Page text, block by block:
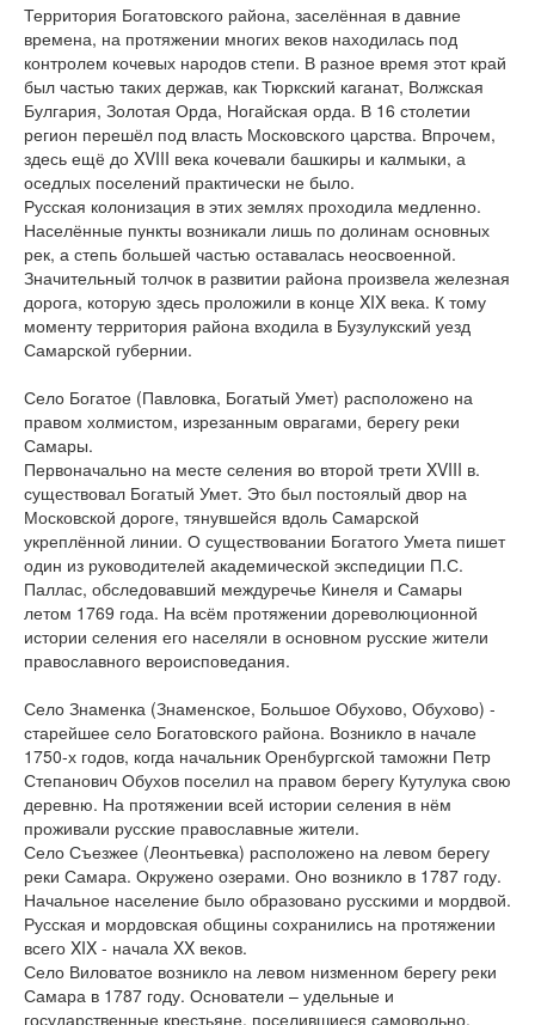
Территория Богатовского района, заселённая в давние
времена, на протяжении многих веков находилась под
контролем кочевых народов степи. В разное время этот край
был частью таких держав, как Тюркский каганат, Волжская
Булгария, Золотая Орда, Ногайская орда. В 16 столетии
регион перешёл под власть Московского царства. Впрочем,
здесь ещё до XVIII века кочевали башкиры и калмыки, а
оседлых поселений практически не было.
Русская колонизация в этих землях проходила медленно.
Населённые пункты возникали лишь по долинам основных
рек, а степь большей частью оставалась неосвоенной.
Значительный толчок в развитии района произвела железная
дорога, которую здесь проложили в конце XIX века. К тому
моменту территория района входила в Бузулукский уезд
Самарской губернии.
Село Богатое (Павловка, Богатый Умет) расположено на
правом холмистом, изрезанным оврагами, берегу реки
Самары.
Первоначально на месте селения во второй трети XVIII в.
существовал Богатый Умет. Это был постоялый двор на
Московской дороге, тянувшейся вдоль Самарской
укреплённой линии. О существовании Богатого Умета пишет
один из руководителей академической экспедиции П.С.
Паллас, обследовавший междуречье Кинеля и Самары
летом 1769 года. На всём протяжении дореволюционной
истории селения его населяли в основном русские жители
православного вероисповедания.
Село Знаменка (Знаменское, Большое Обухово, Обухово) -
старейшее село Богатовского района. Возникло в начале
1750-х годов, когда начальник Оренбургской таможни Петр
Степанович Обухов поселил на правом берегу Кутулука свою
деревню. На протяжении всей истории селения в нём
проживали русские православные жители.
Село Съезжее (Леонтьевка) расположено на левом берегу
реки Самара. Окружено озерами. Оно возникло в 1787 году.
Начальное население было образовано русскими и мордвой.
Русская и мордовская общины сохранились на протяжении
всего XIX - начала XX веков.
Село Виловатое возникло на левом низменном берегу реки
Самара в 1787 году. Основатели – удельные и
государственные крестьяне, поселившиеся самовольно.